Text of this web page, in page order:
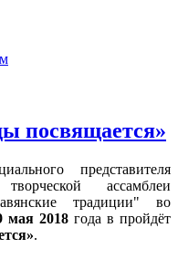
посвящается»
представителя
ассамблеи
традиции" во
мая 2018 года в пройдёт
.